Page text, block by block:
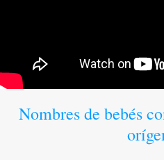
Nombres de bebés